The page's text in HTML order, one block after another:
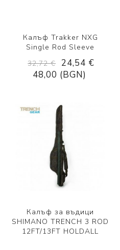
Калъф Trakker NXG
Single Rod Sleeve
32,72 €
24,54 €
48,00 (BGN)
Калъф за въдици
SHIMANO TRENCH 3 ROD
12FT/13FT HOLDALL